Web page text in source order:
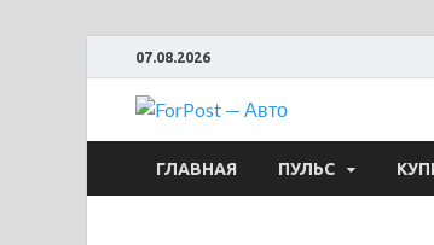
07.08.2026
ГЛАВНАЯ ПУЛЬС